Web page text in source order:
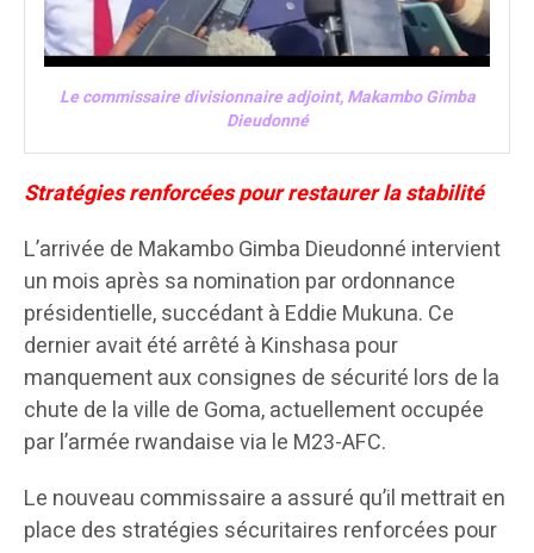
Le commissaire divisionnaire adjoint, Makambo Gimba
Dieudonné
Stratégies renforcées pour restaurer la stabilité
L’arrivée de Makambo Gimba Dieudonné intervient
un mois après sa nomination par ordonnance
présidentielle, succédant à Eddie Mukuna. Ce
dernier avait été arrêté à Kinshasa pour
manquement aux consignes de sécurité lors de la
chute de la ville de Goma, actuellement occupée
par l’armée rwandaise via le M23-AFC.
Le nouveau commissaire a assuré qu’il mettrait en
place des stratégies sécuritaires renforcées pour